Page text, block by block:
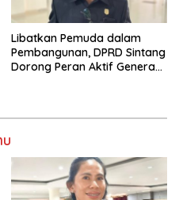
Libatkan Pemuda dalam
Pembangunan, DPRD Sintang
Dorong Peran Aktif Generasi